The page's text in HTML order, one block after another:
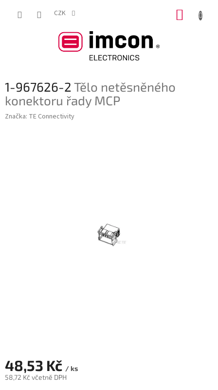
CZK
1-967626-2Tělo netěsněného
konektoru řady MCP
Značka: TE Connectivity
48,53 Kč / ks
58,72 Kč včetně DPH